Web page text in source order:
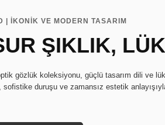
| İKONİK VE MODERN TASARIM
ŞIKLIK,
gözlük koleksiyonu, güçlü tasarım dili ve
sofistike duruşu ve zamansız estetik